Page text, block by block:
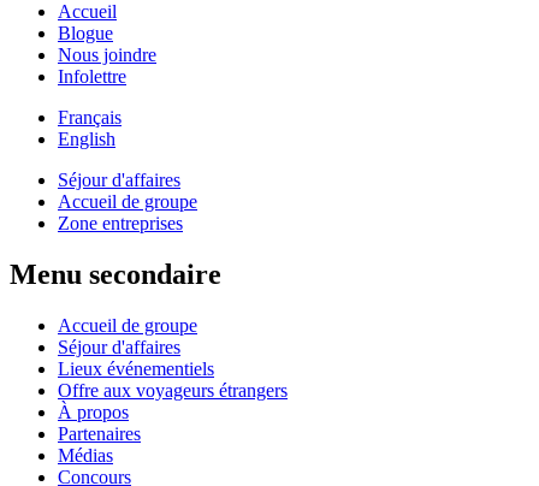
Accueil
Blogue
Nous joindre
Infolettre
Français
English
Séjour d'affaires
Accueil de groupe
Zone entreprises
Menu secondaire
Accueil de groupe
Séjour d'affaires
Lieux événementiels
Offre aux voyageurs étrangers
À propos
Partenaires
Médias
Concours